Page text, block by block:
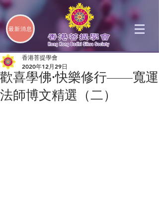
最新消息
歡喜學佛·快樂修行——寬運
法師博文精選（二）
香港菩提學會
2020年12月29日